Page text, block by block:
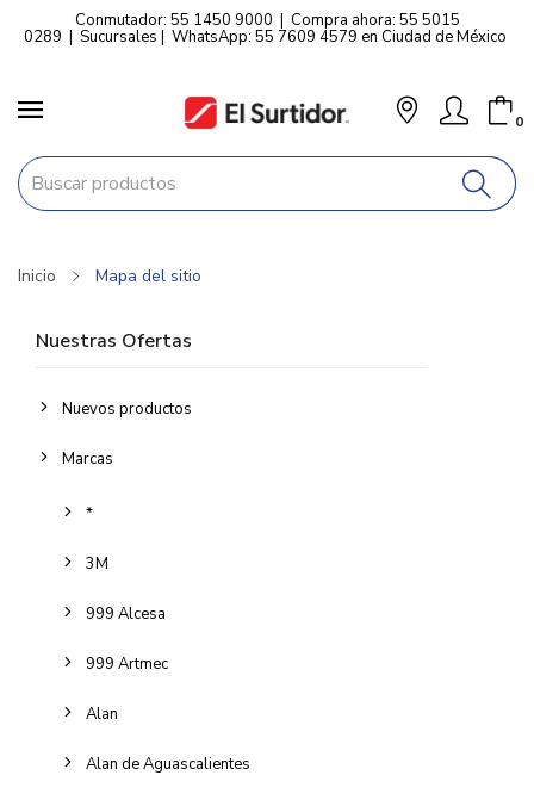
Conmutador: 55 1450 9000 | Compra ahora: 55 5015
0289 | Sucursales | WhatsApp: 55 7609 4579 en Ciudad de México
0
Inicio Mapa del sitio
Nuestras Ofertas
Nuevos productos
Marcas
*
3M
999 Alcesa
999 Artmec
Alan
Alan de Aguascalientes